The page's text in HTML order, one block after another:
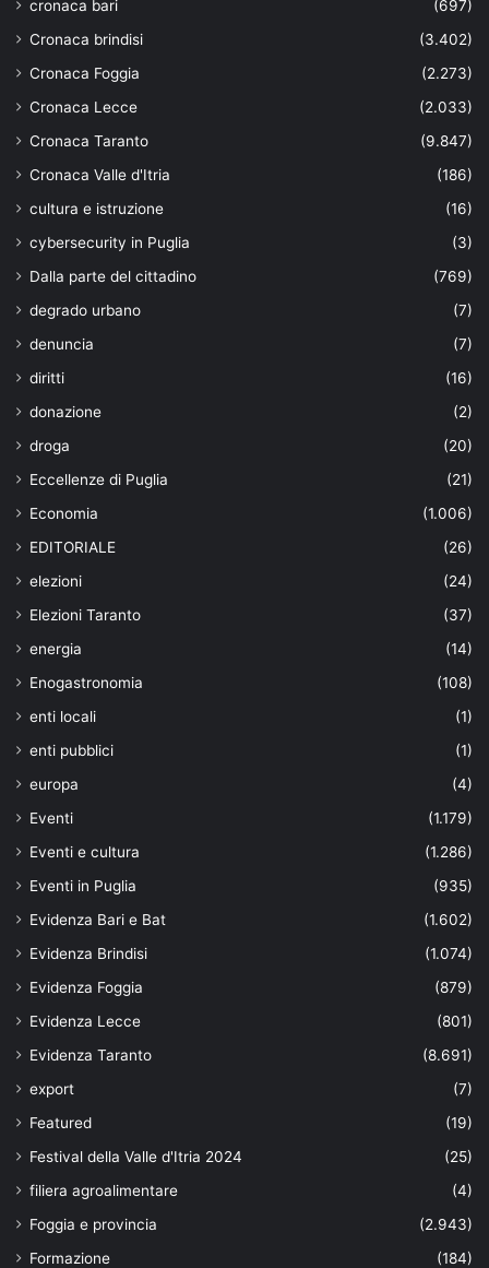
cronaca bari
(697)
Cronaca brindisi
(3.402)
Cronaca Foggia
(2.273)
Cronaca Lecce
(2.033)
Cronaca Taranto
(9.847)
Cronaca Valle d'Itria
(186)
cultura e istruzione
(16)
cybersecurity in Puglia
(3)
Dalla parte del cittadino
(769)
degrado urbano
(7)
denuncia
(7)
diritti
(16)
donazione
(2)
droga
(20)
Eccellenze di Puglia
(21)
Economia
(1.006)
EDITORIALE
(26)
elezioni
(24)
Elezioni Taranto
(37)
energia
(14)
Enogastronomia
(108)
enti locali
(1)
enti pubblici
(1)
europa
(4)
Eventi
(1.179)
Eventi e cultura
(1.286)
Eventi in Puglia
(935)
Evidenza Bari e Bat
(1.602)
Evidenza Brindisi
(1.074)
Evidenza Foggia
(879)
Evidenza Lecce
(801)
Evidenza Taranto
(8.691)
export
(7)
Featured
(19)
Festival della Valle d'Itria 2024
(25)
filiera agroalimentare
(4)
Foggia e provincia
(2.943)
Formazione
(184)